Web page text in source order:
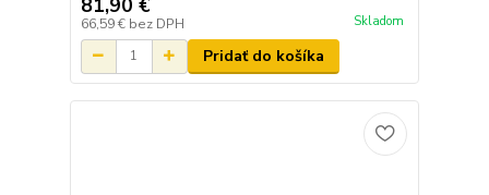
66,59 € bez DPH Skladom
Pridať do košíka